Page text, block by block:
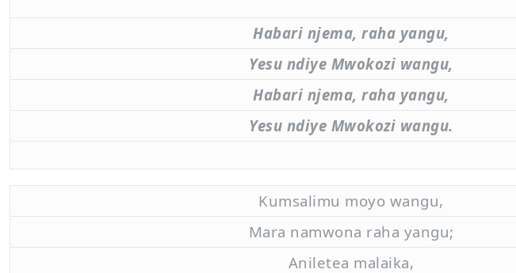
Habari njema, raha yangu,
Yesu ndiye Mwokozi wangu,
Habari njema, raha yangu,
Yesu ndiye Mwokozi wangu.
Kumsalimu moyo wangu,
Mara namwona raha yangu;
Aniletea malaika,